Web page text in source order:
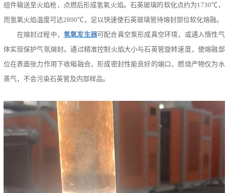
组件输送至火焰枪，点燃后形成氢氧火焰。石英玻璃的软化点约为1730℃，
而氢氧火焰温度可达2800℃，足以快速使石英玻璃管待熔封部位软化熔融。
在熔封过程中， 氢氧发生器可配合真空泵形成真空环境，或通入惰性气
体实现保护气氛熔封。通过精准控制火焰大小与石英管旋转速度，使熔融部
位在表面张力作用下收缩融合，形成密封性能良好的端口，燃烧产物仅为水
蒸气，不会污染石英管及内部样品。